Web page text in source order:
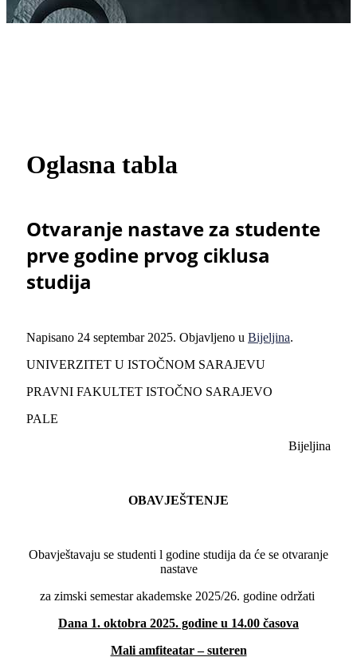
Oglasna tabla
Otvaranje nastave za studente
prve godine prvog ciklusa
studija
Napisano 24 septembar 2025. Objavljeno u Bijeljina.
UNIVERZITET U ISTOČNOM SARAJEVU
PRAVNI FAKULTET ISTOČNO SARAJEVO
PALE
Bijeljina
OBAVJEŠTENJE
Obavještavaju se studenti l godine studija da će se otvaranje
nastave
za zimski semestar akademske 2025/26. godine održati
Dana 1. oktobra 2025. godine u 14.00 časova
Mali amfiteatar – suteren